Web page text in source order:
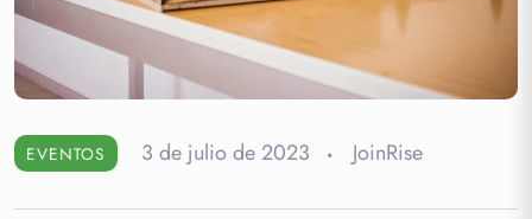
EVENTOS 3 de julio de 2023 JoinRise